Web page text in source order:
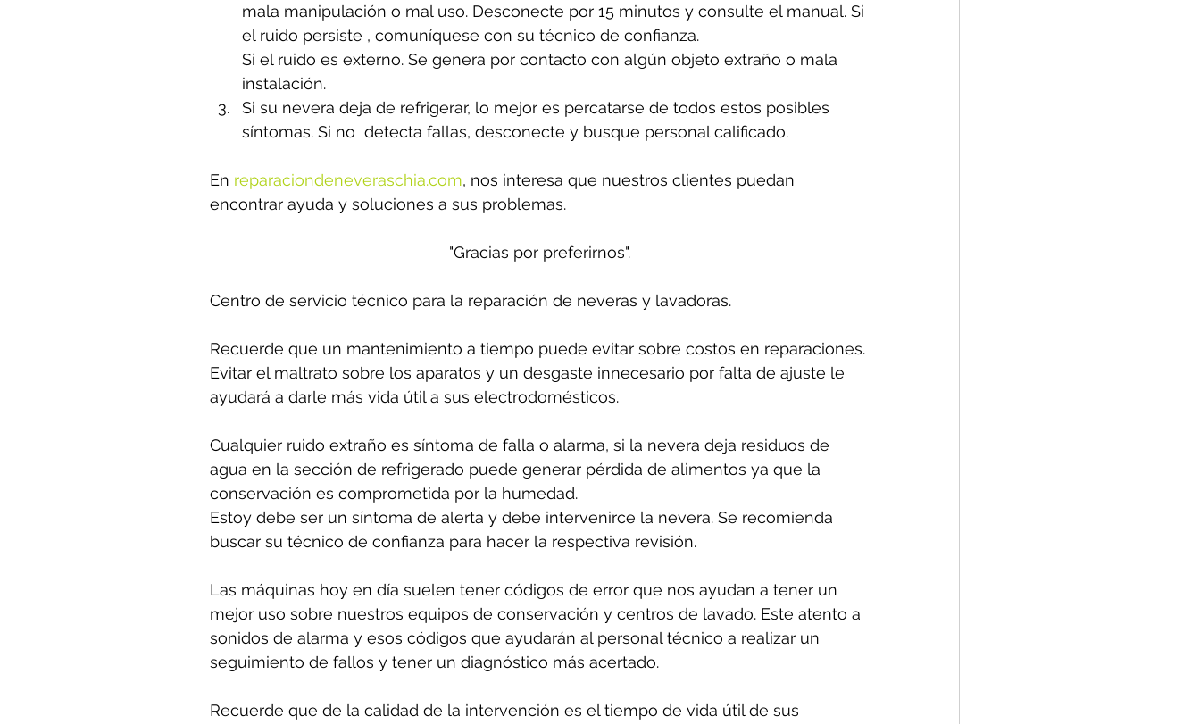
mala manipulación o mal uso. Desconecte por 15 minutos y consulte el manual. Si
el ruido persiste , comuníquese con su técnico de confianza.
Si el ruido es externo. Se genera por contacto con algún objeto extraño o mala
instalación.
Si su nevera deja de refrigerar, lo mejor es percatarse de todos estos posibles
síntomas. Si no  detecta fallas, desconecte y busque personal calificado.
En reparaciondeneveraschia.com, nos interesa que nuestros clientes puedan
encontrar ayuda y soluciones a sus problemas.
"Gracias por preferirnos".
Centro de servicio técnico para la reparación de neveras y lavadoras.
Recuerde que un mantenimiento a tiempo puede evitar sobre costos en reparaciones.
Evitar el maltrato sobre los aparatos y un desgaste innecesario por falta de ajuste le
ayudará a darle más vida útil a sus electrodomésticos.
Cualquier ruido extraño es síntoma de falla o alarma, si la nevera deja residuos de
agua en la sección de refrigerado puede generar pérdida de alimentos ya que la
conservación es comprometida por la humedad.
Estoy debe ser un síntoma de alerta y debe intervenirce la nevera. Se recomienda
buscar su técnico de confianza para hacer la respectiva revisión.
Las máquinas hoy en día suelen tener códigos de error que nos ayudan a tener un
mejor uso sobre nuestros equipos de conservación y centros de lavado. Este atento a
sonidos de alarma y esos códigos que ayudarán al personal técnico a realizar un
seguimiento de fallos y tener un diagnóstico más acertado.
Recuerde que de la calidad de la intervención es el tiempo de vida útil de sus